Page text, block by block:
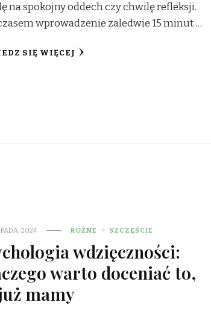
na spokojny oddech czy chwilę refleksji.
wprowadzenie zaledwie 15 minut …
SIĘ WIĘCEJ
2024 RÓŻNE SZCZĘŚCIE
wdzięczności:
warto doceniać to,
mamy